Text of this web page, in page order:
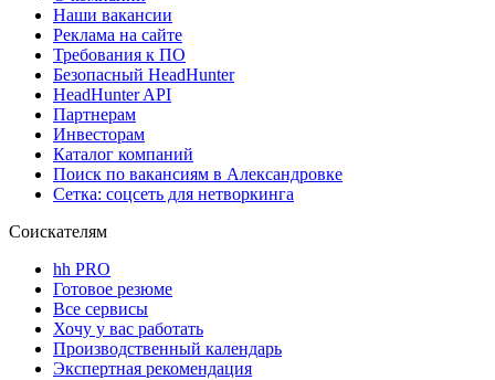
Наши вакансии
Реклама на сайте
Требования к ПО
Безопасный HeadHunter
HeadHunter API
Партнерам
Инвесторам
Каталог компаний
Поиск по вакансиям в Александровке
Сетка: соцсеть для нетворкинга
Соискателям
hh PRO
Готовое резюме
Все сервисы
Хочу у вас работать
Производственный календарь
Экспертная рекомендация